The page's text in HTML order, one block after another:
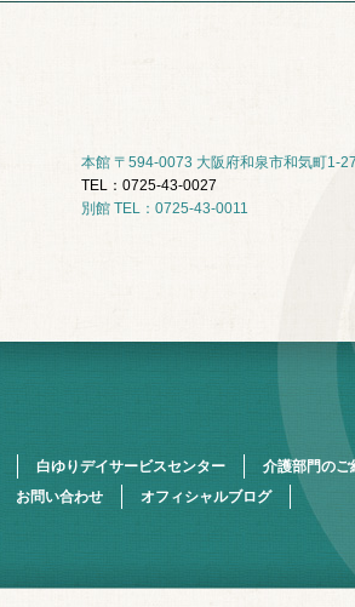
白ゆりデイサービスセンター 介護部門のご
お問い合わせ オフィシャルブログ
本館 〒594-0073 大阪府和泉市和気町1-
TEL：0725-43-0027
別館 TEL：0725-43-0011